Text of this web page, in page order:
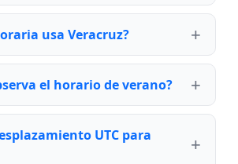
usa Veracruz?
el horario de verano?
UTC para